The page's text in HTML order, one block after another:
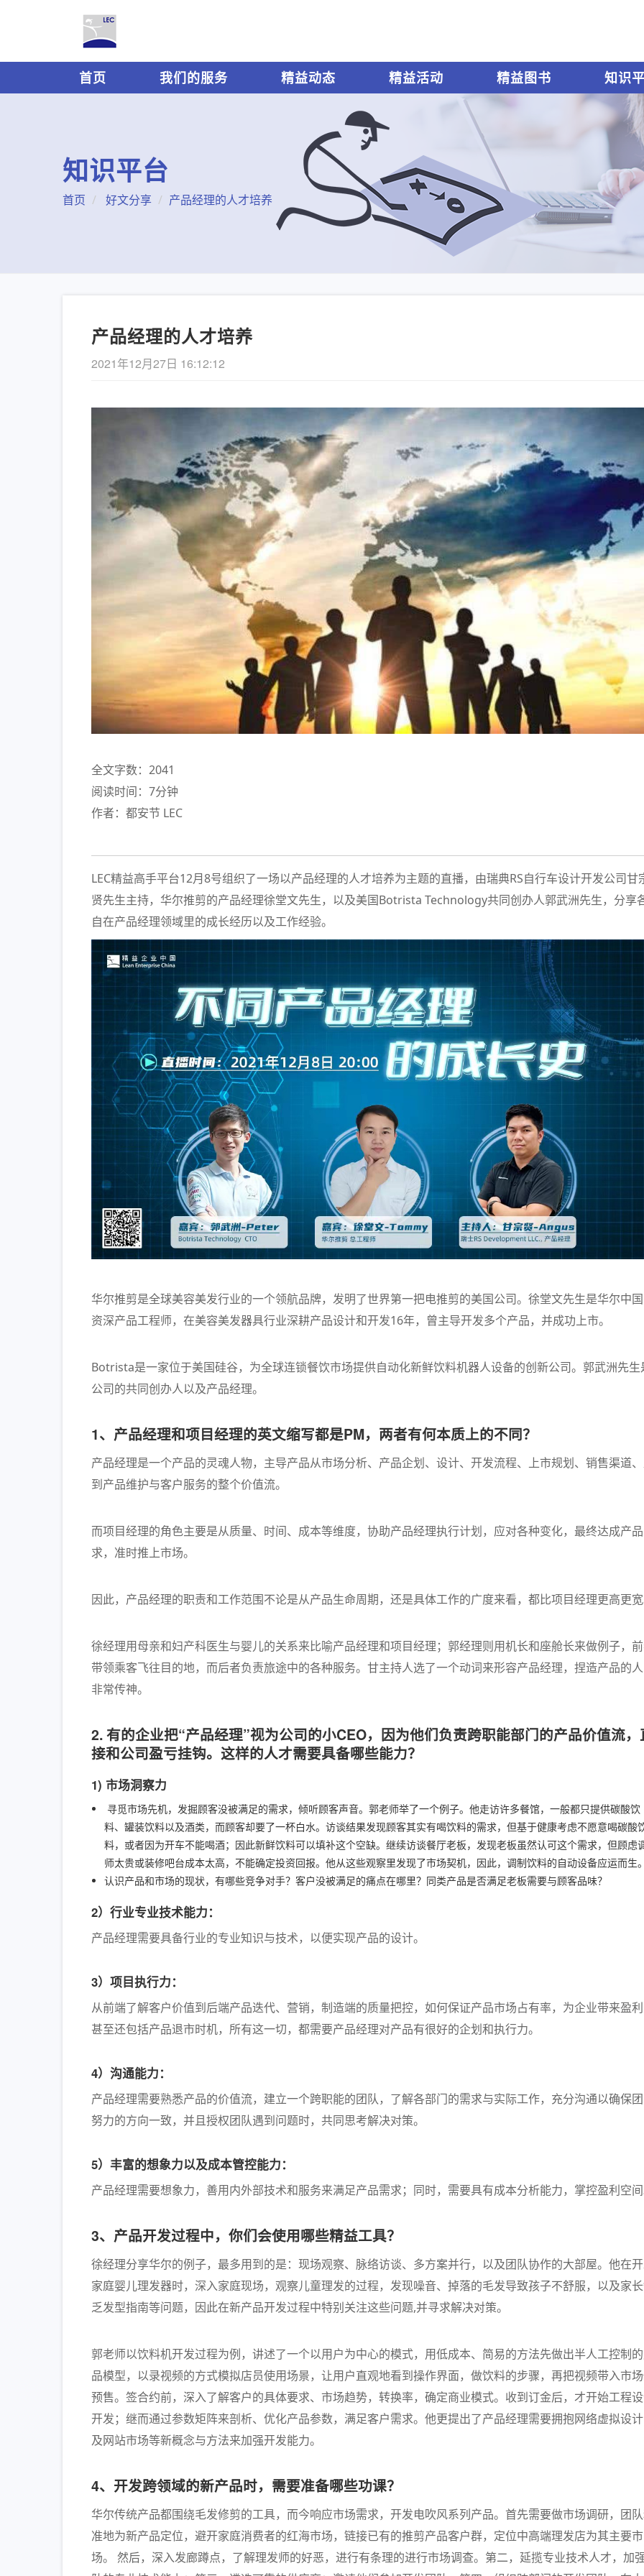
首页 我们的服务 精益动态 精益活动 精益图书 知识
知识平台
首页 好文分享 产品经理的人才培养
产品经理的人才培养
2021年12月27日 16:12:12
全文字数：2041
阅读时间：7分钟
作者：都安节 LEC
LEC精益高手平台12月8号组织了一场以产品经理的人才培养为主题的直播，由瑞典RS自行车设计开发公司甘
贤先生主持，华尔推剪的产品经理徐堂文先生，以及美国Botrista Technology共同创办人郭武洲先生，分享
自在产品经理领域里的成长经历以及工作经验。
华尔推剪是全球美容美发行业的一个领航品牌，发明了世界第一把电推剪的美国公司。徐堂文先生是华尔中
资深产品工程师，在美容美发器具行业深耕产品设计和开发16年，曾主导开发多个产品，并成功上市。
Botrista是一家位于美国硅谷，为全球连锁餐饮市场提供自动化新鲜饮料机器人设备的创新公司。郭武洲先生
公司的共同创办人以及产品经理。
1、产品经理和项目经理的英文缩写都是PM，两者有何本质上的不同？
产品经理是一个产品的灵魂人物，主导产品从市场分析、产品企划、设计、开发流程、上市规划、销售渠道
到产品维护与客户服务的整个价值流。
而项目经理的角色主要是从质量、时间、成本等维度，协助产品经理执行计划，应对各种变化，最终达成产
求，准时推上市场。
因此，产品经理的职责和工作范围不论是从产品生命周期，还是具体工作的广度来看，都比项目经理更高更
徐经理用母亲和妇产科医生与婴儿的关系来比喻产品经理和项目经理；郭经理则用机长和座舱长来做例子，
带领乘客飞往目的地，而后者负责旅途中的各种服务。甘主持人选了一个动词来形容产品经理，捏造产品的
非常传神。
2. 有的企业把“产品经理”视为公司的小CEO，因为他们负责跨职能部门的产品价值流，
接和公司盈亏挂钩。这样的人才需要具备哪些能力？
1) 市场洞察力
寻觅市场先机，发掘顾客没被满足的需求，倾听顾客声音。郭老师举了一个例子。他走访许多餐馆，一般都只提供碳酸饮
料、罐装饮料以及酒类，而顾客却要了一杯白水。访谈结果发现顾客其实有喝饮料的需求，但基于健康考虑不愿意喝碳酸
料，或者因为开车不能喝酒；因此新鲜饮料可以填补这个空缺。继续访谈餐厅老板，发现老板虽然认可这个需求，但顾虑
师太贵或装修吧台成本太高，不能确定投资回报。他从这些观察里发现了市场契机，因此，调制饮料的自动设备应运而生
认识产品和市场的现状，有哪些竞争对手？客户没被满足的痛点在哪里？同类产品是否满足老板需要与顾客品味？
2）行业专业技术能力：
产品经理需要具备行业的专业知识与技术，以便实现产品的设计。
3）项目执行力：
从前端了解客户价值到后端产品迭代、营销，制造端的质量把控，如何保证产品市场占有率，为企业带来盈
甚至还包括产品退市时机，所有这一切，都需要产品经理对产品有很好的企划和执行力。
4）沟通能力：
产品经理需要熟悉产品的价值流，建立一个跨职能的团队，了解各部门的需求与实际工作，充分沟通以确保
努力的方向一致，并且授权团队遇到问题时，共同思考解决对策。
5）丰富的想象力以及成本管控能力：
产品经理需要想象力，善用内外部技术和服务来满足产品需求；同时，需要具有成本分析能力，掌控盈利空
3、产品开发过程中，你们会使用哪些精益工具？
徐经理分享华尔的例子，最多用到的是：现场观察、脉络访谈、多方案并行，以及团队协作的大部屋。他在
家庭婴儿理发器时，深入家庭现场，观察儿童理发的过程，发现噪音、掉落的毛发导致孩子不舒服，以及家
乏发型指南等问题，因此在新产品开发过程中特别关注这些问题,并寻求解决对策。
郭老师以饮料机开发过程为例，讲述了一个以用户为中心的模式，用低成本、简易的方法先做出半人工控制
品模型，以录视频的方式模拟店员使用场景，让用户直观地看到操作界面，做饮料的步骤，再把视频带入市
预售。签合约前，深入了解客户的具体要求、市场趋势，转换率，确定商业模式。收到订金后，才开始工程
开发；继而通过参数矩阵来剖析、优化产品参数，满足客户需求。他更提出了产品经理需要拥抱网络虚拟设
及网站市场等新概念与方法来加强开发能力。
4、开发跨领域的新产品时，需要准备哪些功课？
华尔传统产品都围绕毛发修剪的工具，而今响应市场需求，开发电吹风系列产品。首先需要做市场调研，团
准地为新产品定位，避开家庭消费者的红海市场，链接已有的推剪产品客户群，定位中高端理发店为其主要市
场。 然后，深入发廊蹲点，了解理发师的好恶，进行有条理的进行市场调查。第二，延揽专业技术人才，加
《长安的荔枝》– 精益管理
的解读
查看详情
【新书推荐】丰田模式的14
项管理原则
查看详情
精益管理的核心工具：解析
“看板”体系
《长安的